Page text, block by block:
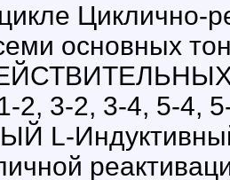
Циклично-
основных
2, 3-2, 3-4, 5-4,
L-